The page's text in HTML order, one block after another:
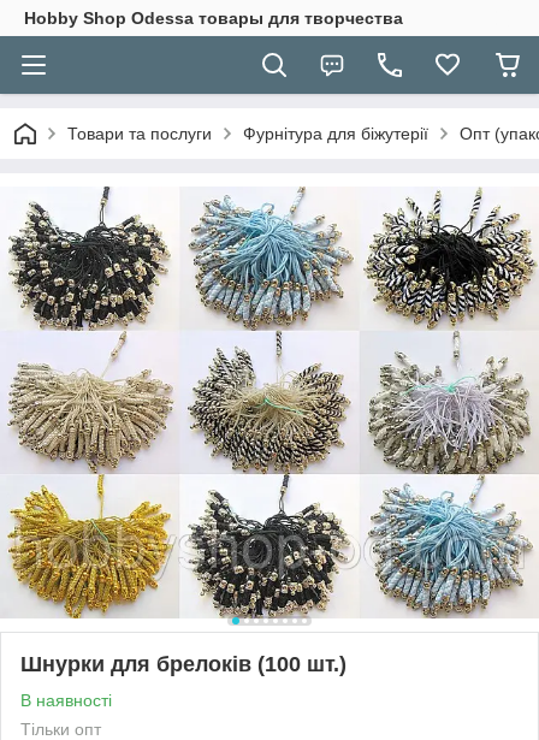
Hobbу Shop Odessa товары для творчества
Товари та послуги Фурнітура для біжутерії Опт
Шнурки для брелоків (100 шт.)
В наявності
Тільки опт